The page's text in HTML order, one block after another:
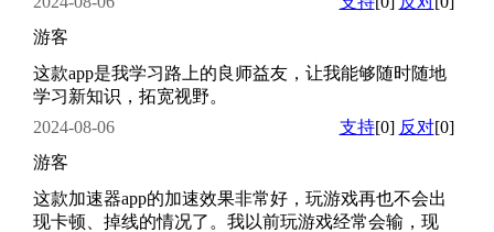
游客
这款app是我学习路上的良师益友，让我能够随时随地
学习新知识，拓宽视野。
2024-08-06
支持[0] 反对[0]
游客
这款加速器app的加速效果非常好，玩游戏再也不会出
现卡顿、掉线的情况了。我以前玩游戏经常会输，现